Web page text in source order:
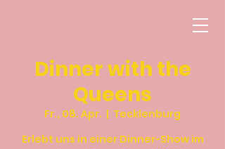
Dinner with the
Queens
Fr., 08. Apr.
  |
Tecklenburg
Erlebt uns in einer Dinner-Show im